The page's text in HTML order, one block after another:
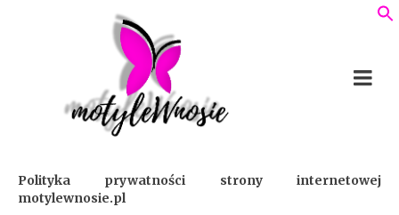
Polityka prywatności strony internetowej
motylewnosie.pl